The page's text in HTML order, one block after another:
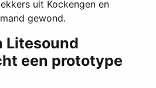
uit Kockengen en
gewond.
Litesound
een prototype